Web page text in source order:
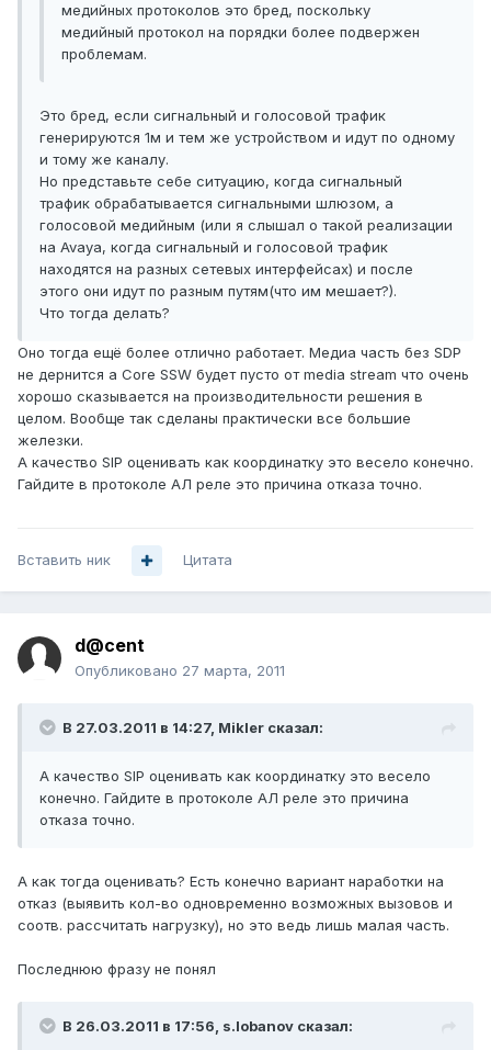
медийных протоколов это бред, поскольку
медийный протокол на порядки более подвержен
проблемам.
Это бред, если сигнальный и голосовой трафик
генерируются 1м и тем же устройством и идут по одному
и тому же каналу.
Но представьте себе ситуацию, когда сигнальный
трафик обрабатывается сигнальными шлюзом, а
голосовой медийным (или я слышал о такой реализации
на Avaya, когда сигнальный и голосовой трафик
находятся на разных сетевых интерфейсах) и после
этого они идут по разным путям(что им мешает?).
Что тогда делать?
Оно тогда ещё более отлично работает. Медиа часть без SDP
не дернится а Core SSW будет пусто от media stream что очень
хорошо сказывается на производительности решения в
целом. Вообще так сделаны практически все большие
железки.
А качество SIP оценивать как координатку это весело конечно.
Гайдите в протоколе АЛ реле это причина отказа точно.
Вставить ник Цитата
d@cent
Опубликовано 27 марта, 2011
В 27.03.2011 в 14:27, Mikler сказал:
А качество SIP оценивать как координатку это весело
конечно. Гайдите в протоколе АЛ реле это причина
отказа точно.
А как тогда оценивать? Есть конечно вариант наработки на
отказ (выявить кол-во одновременно возможных вызовов и
соотв. рассчитать нагрузку), но это ведь лишь малая часть.
Последнюю фразу не понял
В 26.03.2011 в 17:56, s.lobanov сказал: